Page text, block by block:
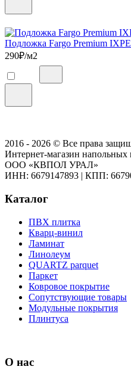
Подложка Fargo Premium
290₽/м2
2016 - 2026 © Все права
Интернет-магазин напольных
ООО «КВПОЛ УРАЛ»
ИНН: 6679147893
КПП:
Каталог
ПВХ плитка
Кварц-винил
Ламинат
Линолеум
QUARTZ parquet
Паркет
Ковровое покрытие
Сопутствующие товары
Модульные покрытия
Плинтуса
О нас